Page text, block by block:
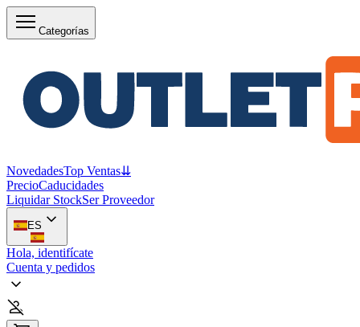
Categorías
NovedadesTop Ventas⇊
PrecioCaducidades
Liquidar StockSer Proveedor
ES
Hola, identifícate
Cuenta y pedidos